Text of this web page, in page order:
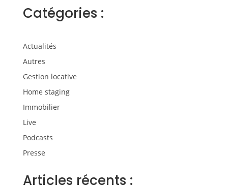
Catégories :
Actualités
Autres
Gestion locative
Home staging
Immobilier
Live
Podcasts
Presse
Articles récents :